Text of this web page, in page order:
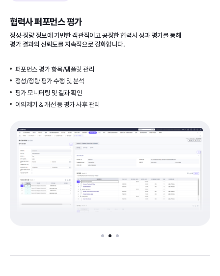
협력사 퍼포먼스 평가
정성·정량 정보에 기반한 객관적이고 공정한 협력사 성과 평가를 통해
평가 결과의 신뢰도를 지속적으로 강화합니다.
퍼포먼스 평가 항목/템플릿 관리
정성/정량 평가 수행 및 분석
평가 모니터링 및 결과 확인
이의제기 & 개선 등 평가 사후 관리